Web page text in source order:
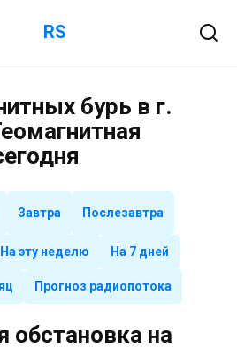
RS
бурь в г.
Завтра Послезавтра
На эту неделю На 7 дней
Прогноз радиопотока
обстановка на